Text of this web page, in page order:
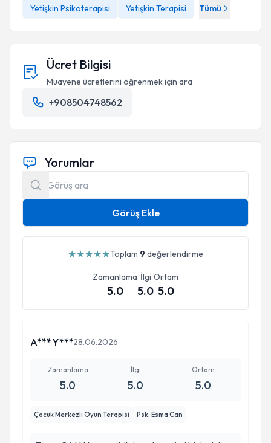
Yetişkin Psikoterapisi
Yetişkin Terapisi Tümü
Ücret Bilgisi
Muayene ücretlerini öğrenmek için ara
+908504748562
Yorumlar
Görüş Ekle
★★★★★Toplam 9 değerlendirme
Zamanlama
5.0
İlgi
5.0
Ortam
5.0
A*** Y***28.06.2026
Zamanlama
5.0
İlgi
5.0
Ortam
5.0
Çocuk Merkezli Oyun Terapisi Psk. Esma Can